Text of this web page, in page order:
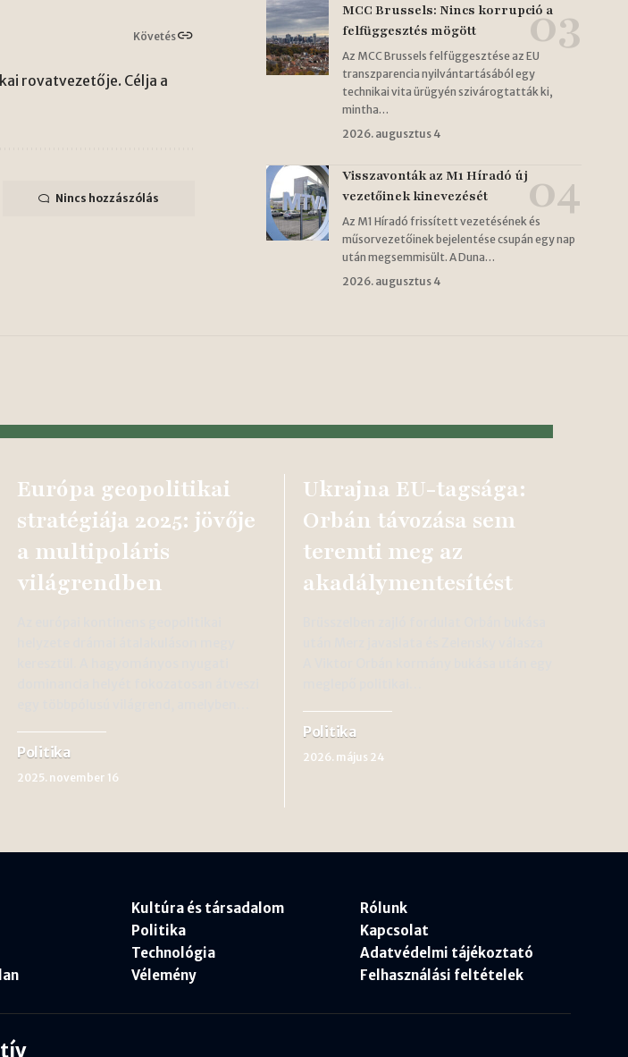
Követés
rovatvezetője. Célja a
Nincs hozzászólás
MCC Brussels: Nincs korrupció a
felfüggesztés mögött
Az MCC Brussels felfüggesztése az EU
transzparencia nyilvántartásából egy
technikai vita ürügyén szivárogtatták ki,
mintha…
2026. augusztus 4
Visszavonták az M1 Híradó új
vezetőinek kinevezését
Az M1 Híradó frissített vezetésének és
műsorvezetőinek bejelentése csupán egy nap
után megsemmisült. A Duna…
2026. augusztus 4
Európa geopolitikai
stratégiája 2025: jövője
a multipoláris
világrendben
Politika
2025. november 16
Ukrajna EU-tagsága:
Orbán távozása sem
teremti meg az
akadálymentesítést
Politika
2026. május 24
Kultúra és társadalom
Politika
Technológia
Vélemény
Rólunk
Kapcsolat
Adatvédelmi tájékoztató
Felhasználási feltételek